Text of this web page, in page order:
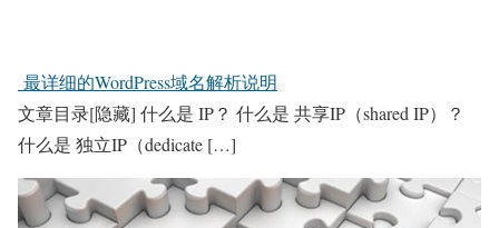
最详细的WordPress域名解析说明
文章目录[隐藏] 什么是 IP？ 什么是 共享IP（shared IP）？
什么是 独立IP（dedicate […]